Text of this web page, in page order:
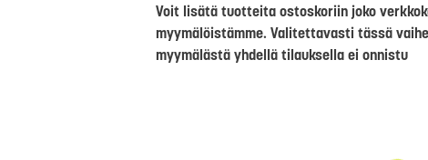
Voit lisätä tuotteita ostoskoriin joko
myymälöistämme. Valitettavasti tässä
myymälästä yhdellä tilauksella ei onnistu